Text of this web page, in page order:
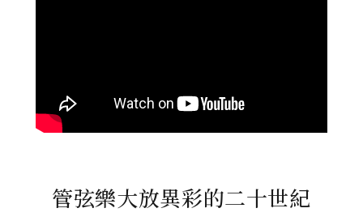
管弦樂大放異彩的二十世紀